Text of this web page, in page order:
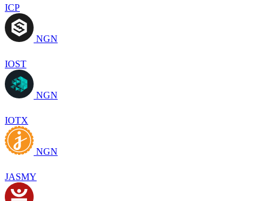
ICP
NGN
IOST
NGN
IOTX
NGN
JASMY